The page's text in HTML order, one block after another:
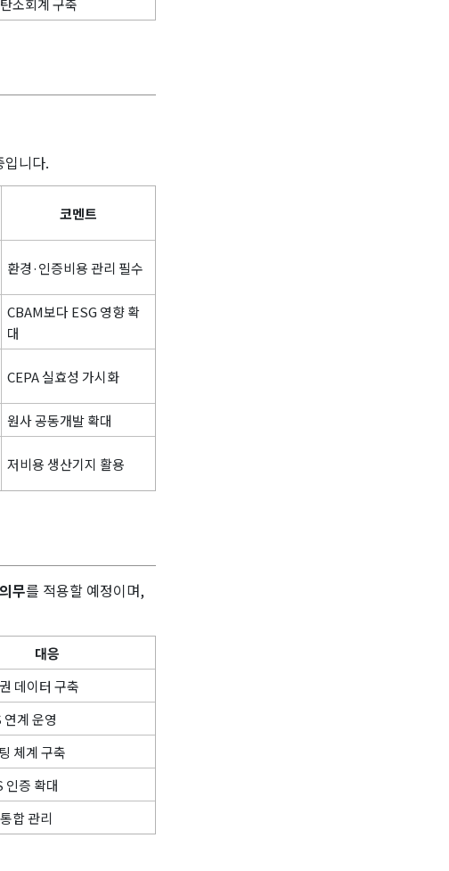
소회계 구축
니다.
코멘트
환경·인증비용 관리 필수
CBAM보다 ESG 영향 확
대
CEPA 실효성 가시화
원사 공동개발 확대
저비용 생산기지 활용
무를 적용할 예정이며,
대응
데이터 구축
계 운영
체계 구축
인증 확대
합 관리